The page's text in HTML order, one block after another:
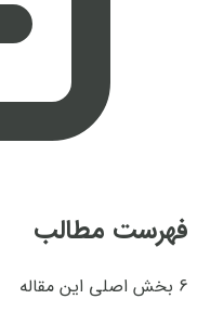
فهرست مطالب
6 بخش اصلی این مقاله